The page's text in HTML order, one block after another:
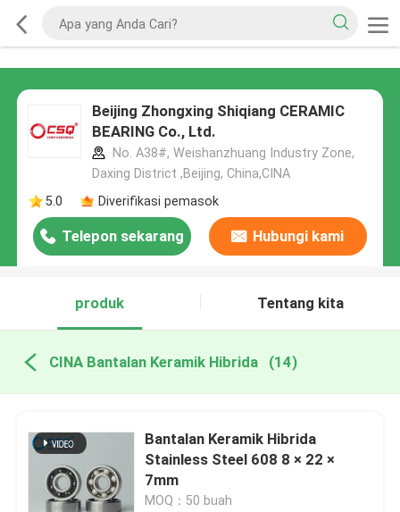
Beijing Zhongxing Shiqiang CERAMIC
BEARING Co., Ltd.
No. A38#, Weishanzhuang Industry Zone,
Daxing District ,Beijing, China,CINA
5.0
Diverifikasi pemasok
Telepon sekarang Hubungi kami
produk Tentang kita
CINA Bantalan Keramik Hibrida (14)
Bantalan Keramik Hibrida
Stainless Steel 608 8 × 22 ×
7mm
MOQ：50 buah